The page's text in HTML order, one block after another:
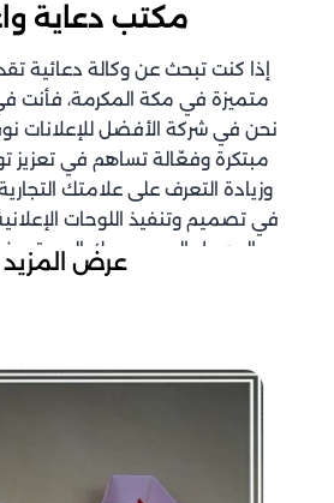
مكتب دعاية
إذا كنت تبحث عن وكالة دعائية
متميزة في مكة المكرمة، فأنت
نحن في شركة الأفضل للإعلانات
مبتكرة وفعّالة تساهم في تعزيز
وزيادة التعرف على علامتك
في تصميم وتنفيذ اللوحات
الوصول إلى جمهورك المستهدف
خدماتنا في وكالة
نحن في شركة الأفضل نقدم
من الخدمات التي
عرض المزيد